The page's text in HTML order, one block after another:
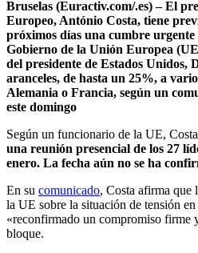
Bruselas (Euractiv.com/.es) – El
Europeo, António Costa, tiene
próximos días una cumbre urgente
Gobierno de la Unión Europea
del presidente de Estados Unidos,
aranceles, de hasta un 25%, a
Alemania o Francia, según un
este domingo
Según un funcionario de la UE,
una reunión presencial de los 27
enero. La fecha aún no se ha
En su comunicado, Costa afirma que
la UE sobre la situación de tensión
«reconfirmado un compromiso firme
bloque.